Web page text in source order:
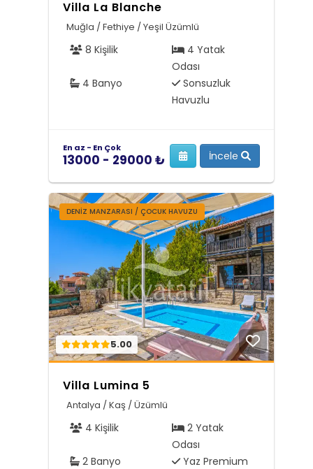
Villa La Blanche
Muğla / Fethiye / Yeşil Üzümlü
8 Kişilik
4 Yatak
Odası
4 Banyo
Sonsuzluk
Havuzlu
En az - En Çok
13000 - 29000 ₺ İncele
DENIZ MANZARASI / ÇOCUK HAVUZU
5.00
Villa Lumina 5
Antalya / Kaş / Üzümlü
4 Kişilik
2 Yatak
Odası
2 Banyo
Yaz Premium